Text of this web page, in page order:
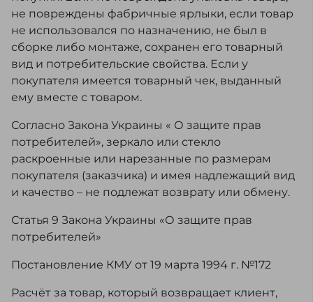
не повреждены фабричные ярлыки, если товар
не использовался по назначению, не был в
сборке либо монтаже, сохранен его товарный
вид и потребительские свойства. Если у
покупателя имеется товарный чек, выданный
ему вместе с товаром.
Согласно Закона Украины « О защите прав
потребителей», зеркало или стекло
раскроенные или нарезанные по размерам
покупателя (заказчика) и имея надлежащий вид
и качество – не подлежат возврату или обмену.
Статья 9 Закона Украины «О защите прав
потребителей»
Постановление КМУ от 19 марта 1994 г. №172
Расчёт за товар, который возвращает клиент,